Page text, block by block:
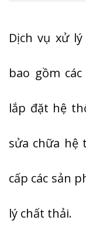
Dịch vụ xử
bao gồm
lắp đặt hệ
sửa chữa hệ
cấp các sản
lý chất thải.